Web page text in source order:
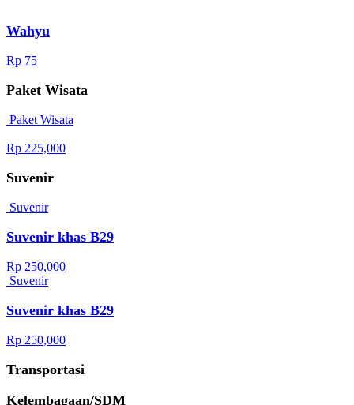
Wahyu
Rp 75
Paket Wisata
Paket Wisata
Rp 225,000
Suvenir
Suvenir
Suvenir khas B29
Rp 250,000
Suvenir
Suvenir khas B29
Rp 250,000
Transportasi
Kelembagaan/SDM